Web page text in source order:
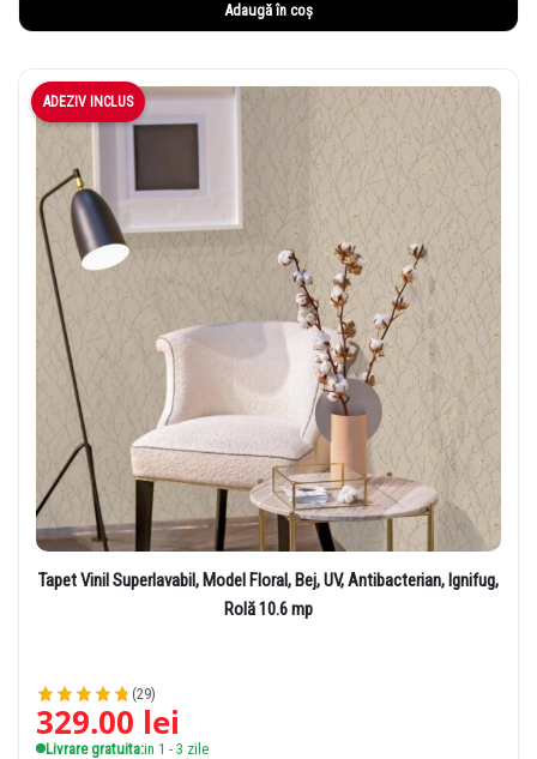
Adaugă în coș
ADEZIV INCLUS
Tapet Vinil Superlavabil, Model Floral, Bej, UV, Antibacterian, Ignifug,
Rolă 10.6 mp
(29)
329.00 lei
Livrare gratuita:in 1 - 3 zile